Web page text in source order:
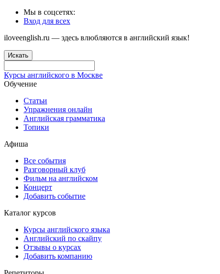
Мы в соцсетях:
Вход для всех
iloveenglish.ru — здесь влюбляются в английский язык!
Искать
Курсы английского в Москве
Обучение
Статьи
Упражнения онлайн
Английская грамматика
Топики
Афиша
Все события
Разговорный клуб
Фильм на английском
Концерт
Добавить событие
Каталог курсов
Курсы английского языка
Английский по скайпу
Отзывы о курсах
Добавить компанию